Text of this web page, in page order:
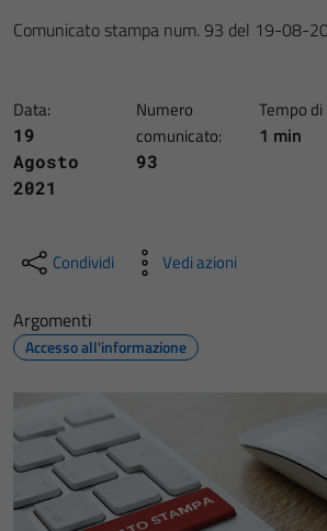
Comunicato stampa num. 93 del 19-08-
Data:
19
Agosto
2021
Numero
comunicato:
93
Tempo
1 min
Condividi Vedi azioni
Argomenti
Accesso all'informazione